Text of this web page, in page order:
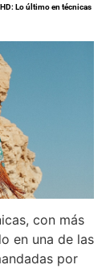
Lo último en técnicas
con más
en una de las
por